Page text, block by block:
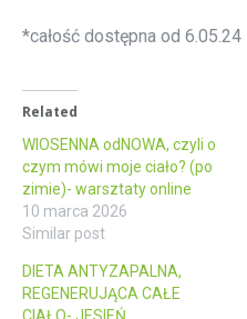
*całość dostępna od 6.05.24
Related
WIOSENNA odNOWA, czyli o
czym mówi moje ciało? (po
zimie)- warsztaty online
10 marca 2026
Similar post
DIETA ANTYZAPALNA,
REGENERUJĄCA CAŁE